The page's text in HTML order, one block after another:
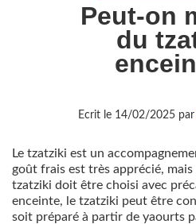
Peut-on
du
Ecrit le 14/02/2025 par
Le tzatziki est un
goût frais est très apprécié,
tzatziki doit être choisi avec
enceinte, le tzatziki peut être
soit préparé à partir de yaourts